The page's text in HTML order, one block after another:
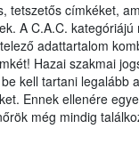
tetszetős címkéket,
A C.A.C.
adattartalom
Hazai szakmai
kell tartani legalább
Ennek ellenére
még mindig